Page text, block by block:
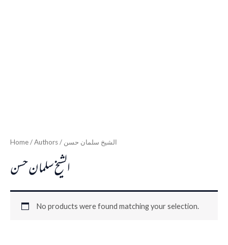
Home / Authors / الشيخ سلمان حسن
الشيخ سلمان حسن
No products were found matching your selection.